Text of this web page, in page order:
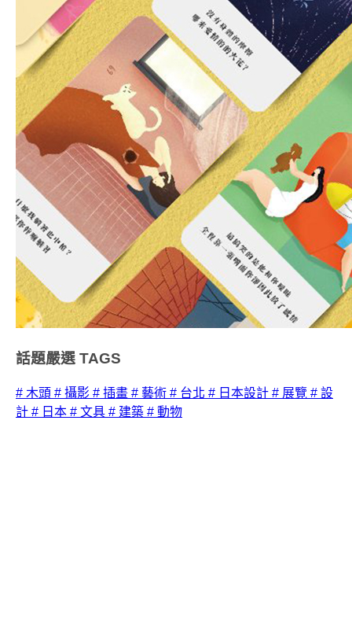
話題嚴選 TAGS
# 木頭 # 攝影 # 插畫 # 藝術 # 台北 # 日本設計 # 展覽 # 設
計 # 日本 # 文具 # 建築 # 動物